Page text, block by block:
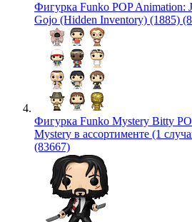
Фигурка Funko POP Animation:
Gojo (Hidden Inventory) (1885)
Фигурка Funko Mystery Bitty
Mystery в ассортименте (1
(83667)